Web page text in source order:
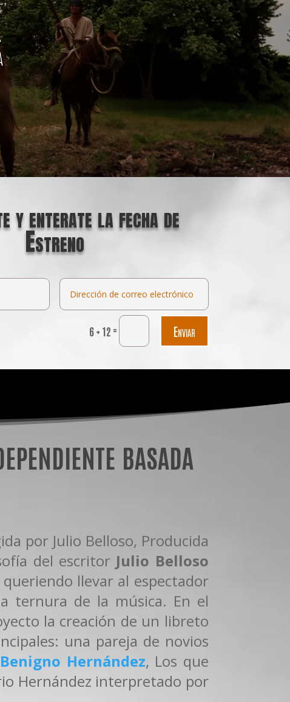
y enterate la fecha de
Estreno
6 + 12 = Enviar
basada
por Julio Belloso, Producida
del escritor Julio Belloso
llevar al espectador
ternura de la música. En el
la creación de un libreto
una pareja de novios
Benigno Hernández, Los que
Hernández interpretado por